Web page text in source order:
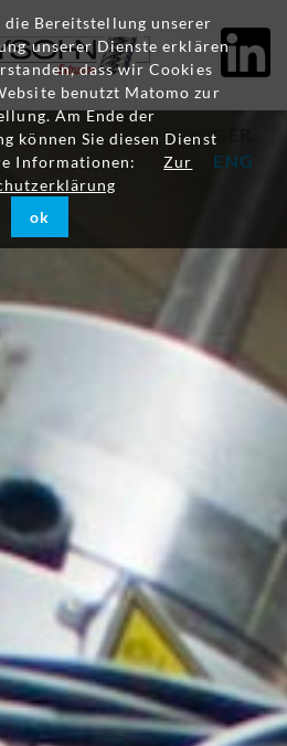
Bereitstellung unserer
unserer Dienste erklären
dass wir Cookies
benutzt Matomo zur
Am Ende der
können Sie diesen Dienst
Informationen:
Zur
ok
GER
ENG